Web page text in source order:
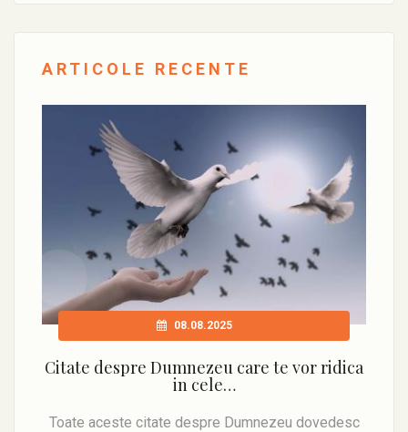
ARTICOLE RECENTE
08.08.2025
Citate despre Dumnezeu care te vor ridica
in cele…
Toate aceste citate despre Dumnezeu dovedesc